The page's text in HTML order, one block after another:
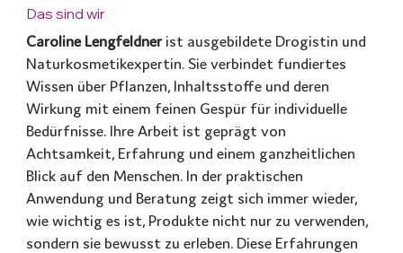
Das sind wir
Caroline Lengfeldnerist ausgebildete Drogistin und
Naturkosmetikexpertin. Sie verbindet fundiertes
Wissen über Pflanzen, Inhaltsstoffe und deren
Wirkung mit einem feinen Gespür für individuelle
Bedürfnisse. Ihre Arbeit ist geprägt von
Achtsamkeit, Erfahrung und einem ganzheitlichen
Blick auf den Menschen. In der praktischen
Anwendung und Beratung zeigt sich immer wieder,
wie wichtig es ist, Produkte nicht nur zu verwenden,
sondern sie bewusst zu erleben. Diese Erfahrungen